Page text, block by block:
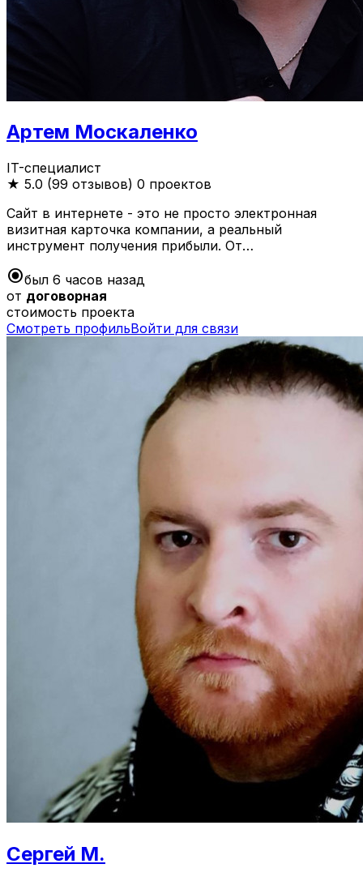
Артем Москаленко
IT-специалист
★ 5.0 (99 отзывов) 0 проектов
Сайт в интернете - это не просто электронная
визитная карточка компании, а реальный
инструмент получения прибыли. От…
radio_button_checkedбыл 6 часов назад
от договорная
стоимость проекта
Смотреть профильВойти для связи
Сергей М.